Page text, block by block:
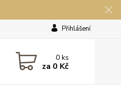
Přihlášení
0ks
za 0 Kč